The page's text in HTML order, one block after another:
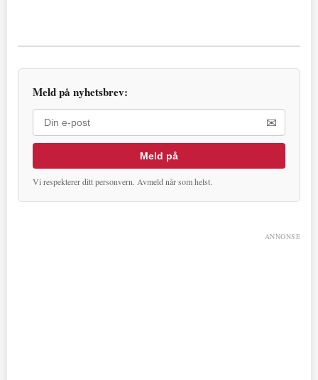
Meld på nyhetsbrev:
✉
Meld på
Vi respekterer ditt personvern. Avmeld når som helst.
ANNONSE